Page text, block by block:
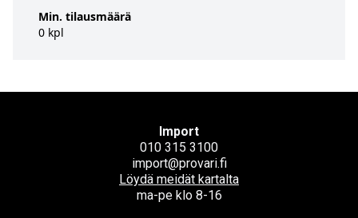
Min. tilausmäärä
0 kpl
Import
010 315 3100
import@provari.fi
Löydä meidät kartalta
ma-pe klo 8-16